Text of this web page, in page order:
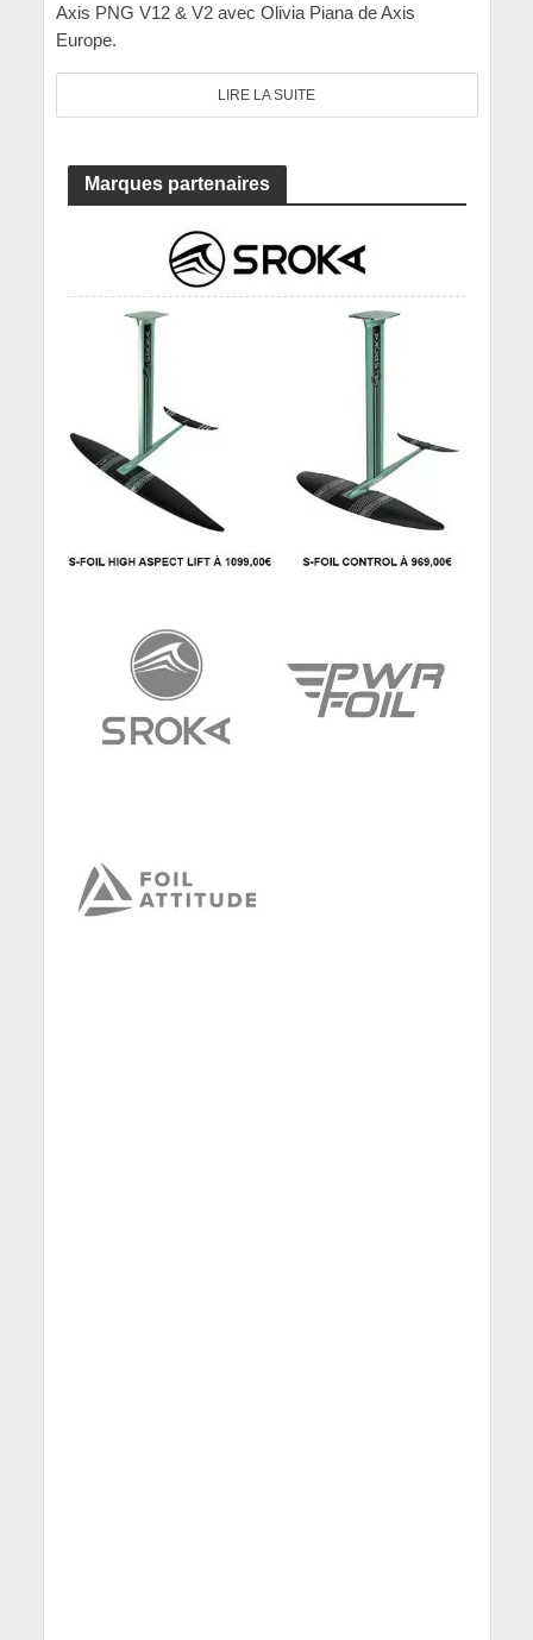
Axis PNG V12 & V2 avec Olivia Piana de Axis
Europe.
LIRE LA SUITE
Marques partenaires